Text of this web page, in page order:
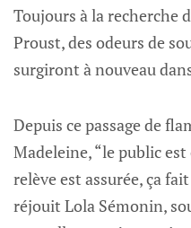
Toujours à la recherche
Proust, des odeurs de
surgiront à nouveau
Depuis ce passage de
Madeleine, “le public
relève est assurée, ça
réjouit Lola Sémonin,